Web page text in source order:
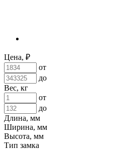
Цена, ₽
от
до
Вес, кг
от
до
Длина, мм
Ширина, мм
Высота, мм
Тип замка